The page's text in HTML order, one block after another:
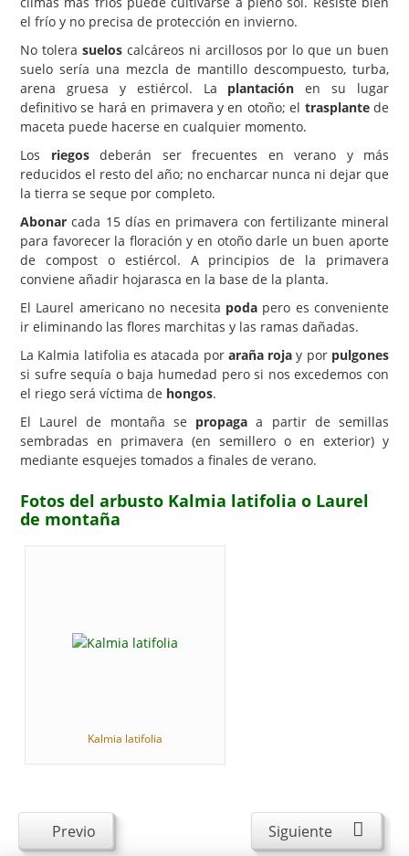
el frío y no precisa de protección en invierno.
No tolera sueloscalcáreos ni arcillosos por lo que un buen
suelo sería una mezcla de mantillo descompuesto, turba,
arena gruesa y estiércol. La plantación en su lugar
definitivo se hará en primavera y en otoño; el trasplantede
maceta puede hacerse en cualquier momento.
Los riegosdeberán ser frecuentes en verano y más
reducidos el resto del año; no encharcar nunca ni dejar que
la tierra se seque por completo.
Abonar cada 15 días en primavera con fertilizante mineral
para favorecer la floración y en otoño darle un buen aporte
de compost o estiércol. A principios de la primavera
conviene añadir hojarasca en la base de la planta.
El Laurel americano no necesita podapero es conveniente
ir eliminando las flores marchitas y las ramas dañadas.
La Kalmia latifolia es atacada por araña roja y por pulgones
si sufre sequía o baja humedad pero si nos excedemos con
el riego será víctima de hongos.
El Laurel de montaña se propaga a partir de semillas
sembradas en primavera (en semillero o en exterior) y
mediante esquejes tomados a finales de verano.
Fotos del arbusto Kalmia latifolia o Laurel
de montaña
Kalmia latifolia
Previo Siguiente